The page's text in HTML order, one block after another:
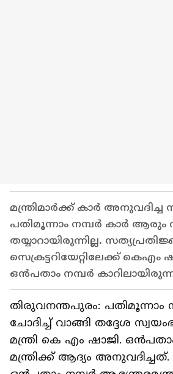
മന്ത്രിമാർക്ക് കാർ
പതിമൂന്നാം നമ്പർ കാർ ആരും
തയ്യാറായിരുന്നില്ല.
സെക്രട്ടറിയേറ്റിലേക്ക്
ഒൻപതാം നമ്പർ
തിരുവനന്തപുരം: പതിമൂന്നാം
ചോദിച്ച് വാങ്ങി തദ്ദേശ
മന്ത്രി കെ എം ഷാജി.
മന്ത്രിക്ക് ആദ്യം